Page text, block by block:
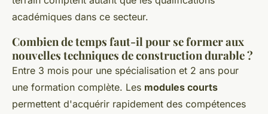
académiques dans ce secteur.
Combien de temps faut-il pour se former aux
nouvelles techniques de construction durable ?
Entre 3 mois pour une spécialisation et 2 ans pour
une formation complète. Les modules courts
permettent d'acquérir rapidement des compétences